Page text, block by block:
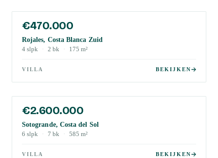
€470.000
Rojales, Costa Blanca Zuid
4 slpk · 2 bk · 175 m²
VILLA BEKIJKEN
€2.600.000
Sotogrande, Costa del Sol
6 slpk · 7 bk · 585 m²
VILLA BEKIJKEN